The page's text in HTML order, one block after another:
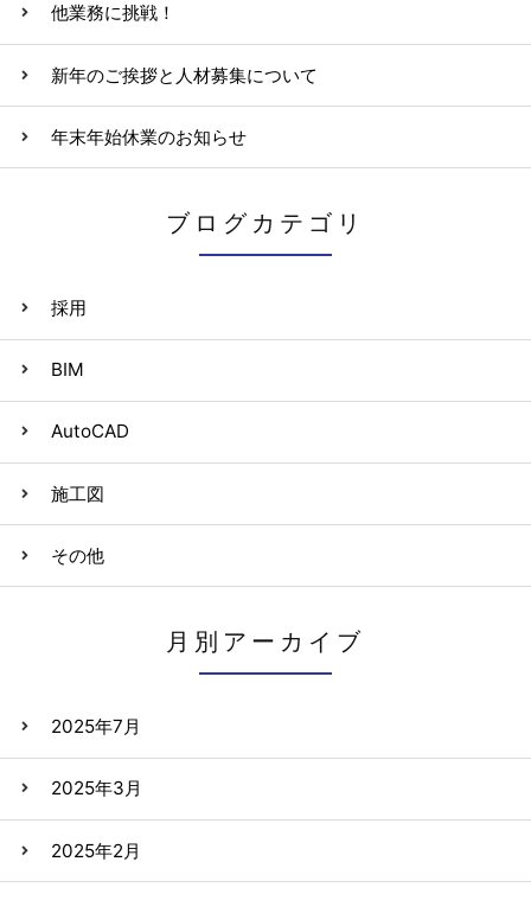
他業務に挑戦！
新年のご挨拶と人材募集について
年末年始休業のお知らせ
ブログカテゴリ
採用
BIM
AutoCAD
施工図
その他
月別アーカイブ
2025年7月
2025年3月
2025年2月